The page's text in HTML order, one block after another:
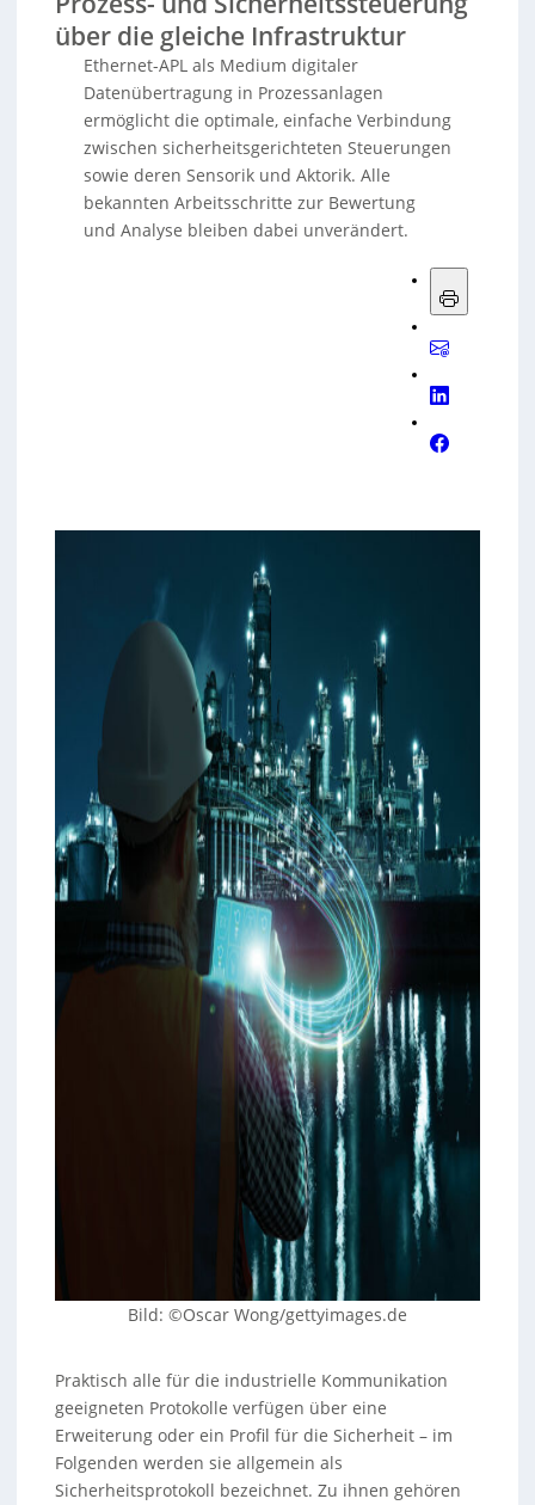
über die gleiche Infrastruktur
Ethernet-APL als Medium digitaler
Datenübertragung in Prozessanlagen
ermöglicht die optimale, einfache Verbindung
zwischen sicherheitsgerichteten Steuerungen
sowie deren Sensorik und Aktorik. Alle
bekannten Arbeitsschritte zur Bewertung
und Analyse bleiben dabei unverändert.
Bild: ©Oscar Wong/gettyimages.de
Praktisch alle für die industrielle Kommunikation
geeigneten Protokolle verfügen über eine
Erweiterung oder ein Profil für die Sicherheit – im
Folgenden werden sie allgemein als
Sicherheitsprotokoll bezeichnet. Zu ihnen gehören